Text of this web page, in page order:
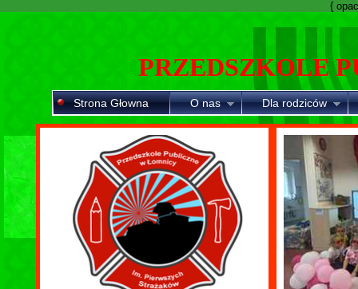
{
PRZEDSZKOLE
Strona Głowna O nas Dla rodziców